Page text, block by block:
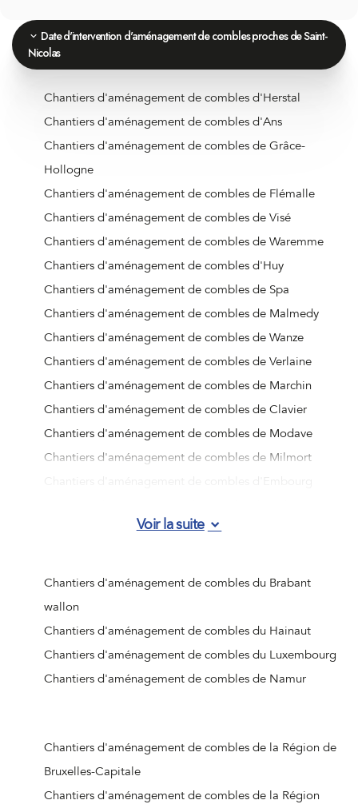
Date d'intervention d'aménagement de combles proches de Saint-
Nicolas
Chantiers d'aménagement de combles d'Herstal
Chantiers d'aménagement de combles d'Ans
Chantiers d'aménagement de combles de Grâce-
Hollogne
Chantiers d'aménagement de combles de Flémalle
Chantiers d'aménagement de combles de Visé
Chantiers d'aménagement de combles de Waremme
Chantiers d'aménagement de combles d'Huy
Chantiers d'aménagement de combles de Spa
Chantiers d'aménagement de combles de Malmedy
Chantiers d'aménagement de combles de Wanze
Chantiers d'aménagement de combles de Verlaine
Chantiers d'aménagement de combles de Marchin
Chantiers d'aménagement de combles de Clavier
Chantiers d'aménagement de combles de Modave
Chantiers d'aménagement de combles de Milmort
Chantiers d'aménagement de combles de Jemeppe-sur-
Chantiers d'aménagement de combles d'Ougrée
Chantiers d'aménagement de combles de Vottem
Chantiers d'aménagement de combles de Nandrin
Chantiers d'aménagement de combles de Liège (Jupille-
sur-Meuse)
Chantiers d'aménagement de combles d'Hognoul
Chantiers d'aménagement de combles de Jalhay
Chantiers d'aménagement de combles de Crisnée
Voir la suite
Chantiers d'aménagement de combles du Brabant
wallon
Chantiers d'aménagement de combles du Hainaut
Chantiers d'aménagement de combles du Luxembourg
Chantiers d'aménagement de combles de Namur
Chantiers d'aménagement de combles de la Région de
Bruxelles-Capitale
Chantiers d'aménagement de combles de la Région